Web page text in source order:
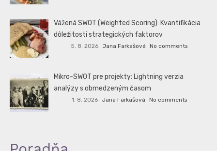
Vážená SWOT (Weighted Scoring): Kvantifikácia
dôležitosti strategických faktorov
5. 8. 2026 Jana Farkašová No comments
Mikro-SWOT pre projekty: Lightning verzia
analýzy s obmedzeným časom
1. 8. 2026 Jana Farkašová No comments